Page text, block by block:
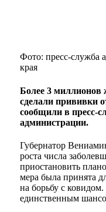
Фото: пресс-служба
края
Более 3 миллионов
сделали прививки
сообщили в пресс-
администрации.
Губернатор
роста числа
приостановить
мера была принята
на борьбу с
единственным